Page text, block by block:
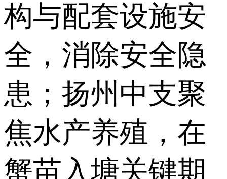
构与配套设施安
全，消除安全隐
患；扬州中支聚
焦水产养殖，在
蟹苗入塘关键期